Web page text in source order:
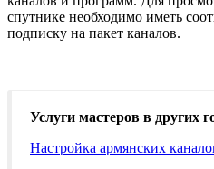
спутнике необходимо иметь
подписку на пакет каналов.
Услуги мастеров в других
Настройка армянских